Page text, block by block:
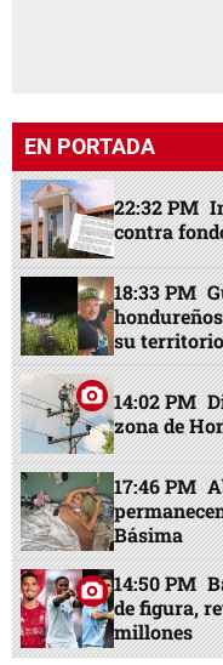
EN PORTADA
22:32 PM
contra
18:33 PM
su
14:02 PM
zona de
17:46 PM
Básima
14:50 PM
de figura,
millones